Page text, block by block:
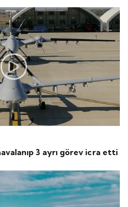
3 ayrı görev icra etti